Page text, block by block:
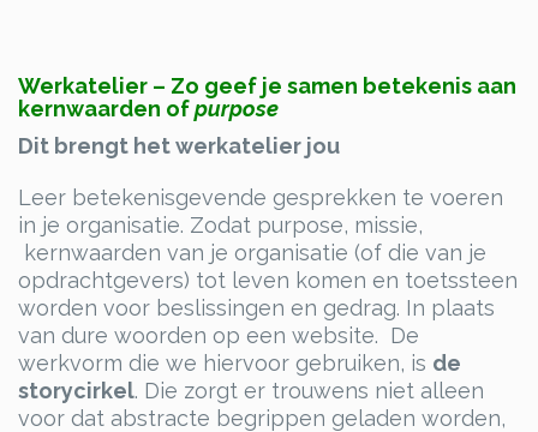
Werkatelier – Zo geef je samen betekenis aan
kernwaarden ofpurpose
Dit brengt het werkatelier jou
Leer betekenisgevende gesprekken te voeren
in je organisatie. Zodat purpose, missie,
kernwaarden van je organisatie (of die van je
opdrachtgevers) tot leven komen en toetssteen
worden voor beslissingen en gedrag. In plaats
van dure woorden op een website. De
werkvorm die we hiervoor gebruiken, is de
storycirkel. Die zorgt er trouwens niet alleen
voor dat abstracte begrippen geladen worden,